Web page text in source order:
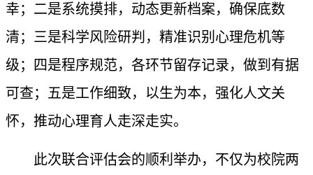
幸；二是系统摸排，动态更新档案，确保底数
清；三是科学风险研判，精准识别心理危机等
级；四是程序规范，各环节留存记录，做到有据
可查；五是工作细致，以生为本，强化人文关
怀，推动心理育人走深走实。
此次联合评估会的顺利举办，不仅为校院两